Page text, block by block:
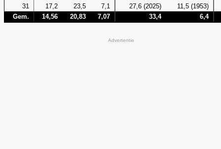
31
17,2 23,5 7,1 27,6 (2025)
11,5 (1953)
Gem.
14,56 20,83 7,07 33,4 6,4
Advertentie